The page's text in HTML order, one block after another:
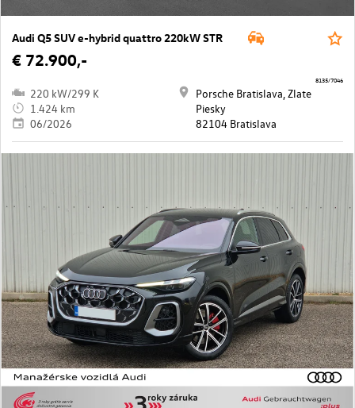
Audi Q5 SUV e-hybrid quattro 220kW STR
€ 72.900,-
220 kW/299 K
1.424 km
06/2026
Porsche Bratislava, Zlate
Piesky
82104 Bratislava
8135/7046